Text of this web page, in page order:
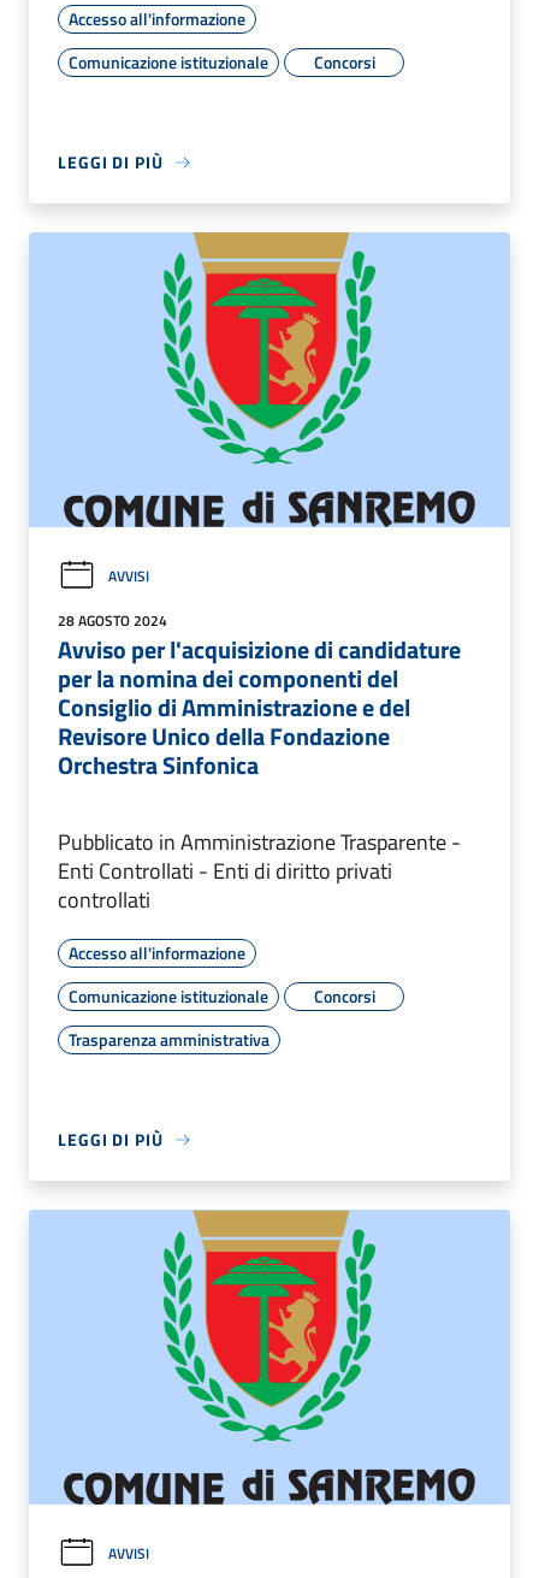
Accesso all'informazione
Comunicazione istituzionale
Concorsi
LEGGI DI PIÙ
AVVISI
28 AGOSTO 2024
Avviso per l'acquisizione di candidature
per la nomina dei componenti del
Consiglio di Amministrazione e del
Revisore Unico della Fondazione
Orchestra Sinfonica
Pubblicato in Amministrazione Trasparente -
Enti Controllati - Enti di diritto privati
controllati
Accesso all'informazione
Comunicazione istituzionale
Concorsi
Trasparenza amministrativa
LEGGI DI PIÙ
AVVISI